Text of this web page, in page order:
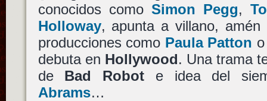
conocidos como Simon Pegg,
Holloway, apunta a villano, amén
producciones como Paula Patton
debuta en Hollywood. Una trama
de Bad Robot e idea del
Abrams…